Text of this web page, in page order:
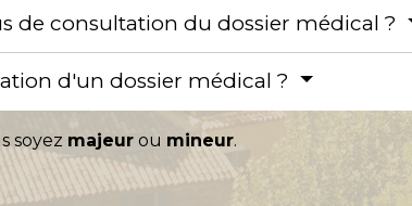
de consultation du dossier médical ?
d'un dossier médical ?
soyez majeur ou mineur.